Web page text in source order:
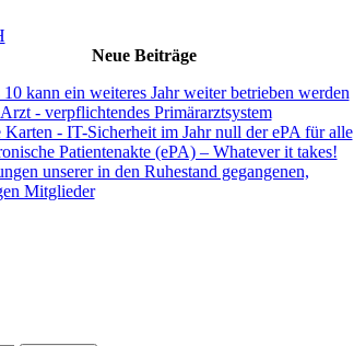
Neue Beiträge
kann ein weiteres Jahr weiter betrieben werden
- verpflichtendes Primärarztsystem
Karten - IT-Sicherheit im Jahr null der ePA für alle
Patientenakte (ePA) – Whatever it takes!
unserer in den Ruhestand gegangenen,
Mitglieder